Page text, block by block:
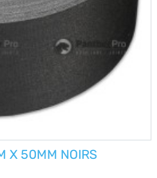
X 50MM NOIRS